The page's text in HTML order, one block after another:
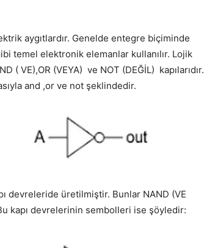
aygıtlardır. Genelde entegre biçiminde
temel elektronik elemanlar kullanılır. Lojik
( VE),OR (VEYA) ve NOT (DEĞİL) kapılarıdır.
and ,or ve not şeklindedir.
devreleride üretilmiştir. Bunlar NAND (VE
Bu kapı devrelerinin sembolleri ise şöyledir: